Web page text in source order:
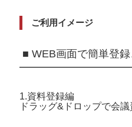
ご利用イメージ
■ WEB画面で簡単登
1.資料登録編
ドラッグ&ドロップで会